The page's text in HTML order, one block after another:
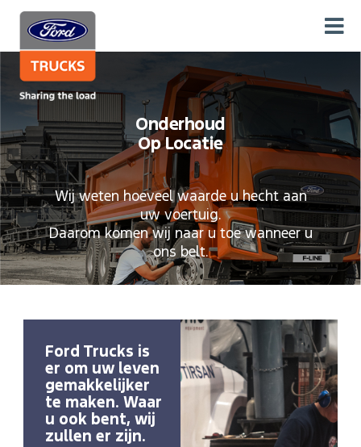
Onderhoud
Op Locatie
Wij weten hoeveel waarde u hecht aan
uw voertuig.
Daarom komen wij naar u toe wanneer u
ons belt.
Ford Trucks is
er om uw leven
gemakkelijker
te maken. Waar
u ook bent, wij
zullen er zijn.